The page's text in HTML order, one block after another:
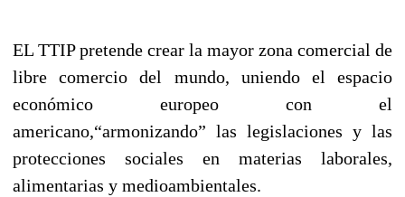
EL TTIP pretende crear la mayor zona comercial de
libre comercio del mundo, uniendo el espacio
económico europeo con el
americano,“armonizando” las legislaciones y las
protecciones sociales en materias laborales,
alimentarias y medioambientales.